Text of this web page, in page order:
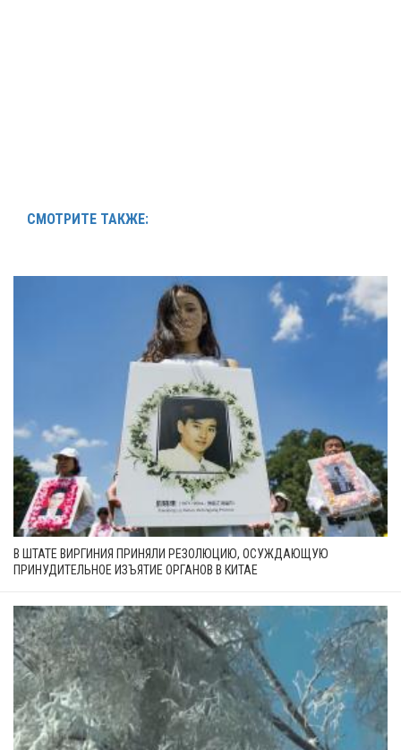
СМОТРИТЕ ТАКЖЕ:
В ШТАТЕ ВИРГИНИЯ ПРИНЯЛИ РЕЗОЛЮЦИЮ, ОСУЖДАЮЩУЮ
ПРИНУДИТЕЛЬНОЕ ИЗЪЯТИЕ ОРГАНОВ В КИТАЕ